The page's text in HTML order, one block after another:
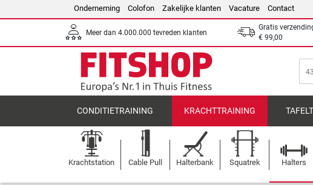
Onderneming Colofon Zakelijke klanten Vacature Contact
Meer dan 4.000.000 tevreden klanten
Gratis
€ 99,00
CONDITIETRAINING KRACHTTRAINING
Krachtstation Cable Pull Halterbank Squatrek Halters